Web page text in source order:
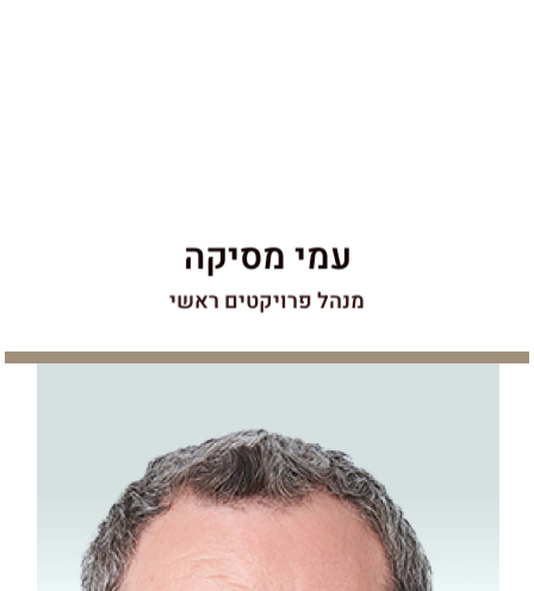
עמי מסיקה
מנהל פרויקטים ראשי